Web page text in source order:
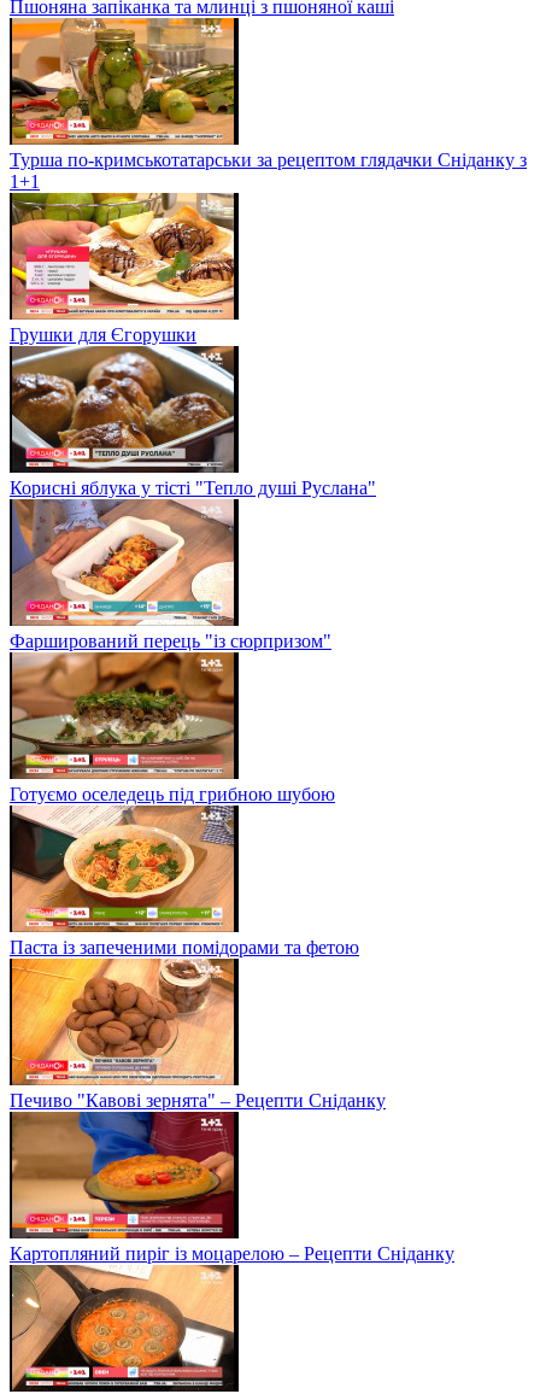
Пшоняна запіканка та млинці з пшоняної каші
Турша по-кримськотатарськи за рецептом глядачки Сніданку з
1+1
Грушки для Єгорушки
Корисні яблука у тісті "Тепло душі Руслана"
Фарширований перець "із сюрпризом"
Готуємо оселедець під грибною шубою
Паста із запеченими помідорами та фетою
Печиво "Кавові зернята" – Рецепти Сніданку
Картопляний пиріг із моцарелою – Рецепти Сніданку